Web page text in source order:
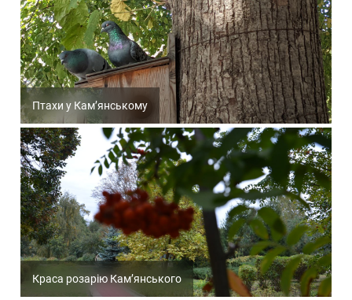
Птахи у Кам’янському
Краса розарію Кам’янського